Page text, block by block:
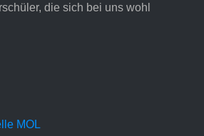
die sich bei uns wohl
MOL